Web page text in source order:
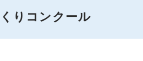
りコンクール